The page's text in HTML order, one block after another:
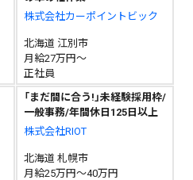
株式会社カーポイントビック
北海道 江別市
月給27万円～
正社員
「まだ間に合う!」未経験採用枠/
一般事務/年間休日125日以上
株式会社RIOT
北海道 札幌市
月給25万円～40万円